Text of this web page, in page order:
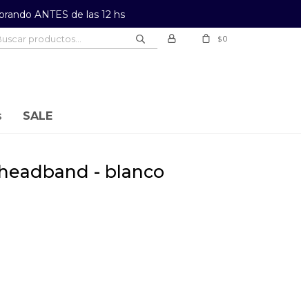
ANTES de las 12 hs
SALE
$0
- blanco